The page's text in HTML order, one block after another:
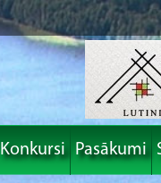
Konkursi Pasākumi